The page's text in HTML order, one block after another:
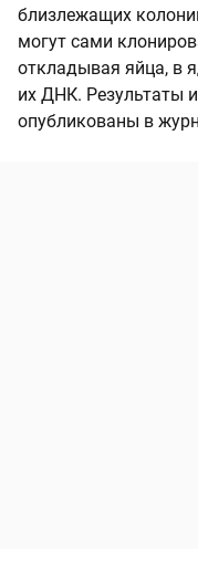
близлежащих
могут сами
откладывая яйца, в
их ДНК. Результаты
опубликованы в